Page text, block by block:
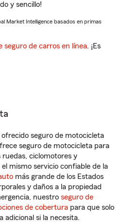
y sencillo!
Market Intelligence basados en primas
seguro de carros en línea. ¡Es
seguro de motocicleta
seguro de motocicleta para
ciclomotores y
mismo servicio confiable de la
más grande de los Estados
y daños a la propiedad
nuestro seguro de
de cobertura para que solo
adicional si la necesita.